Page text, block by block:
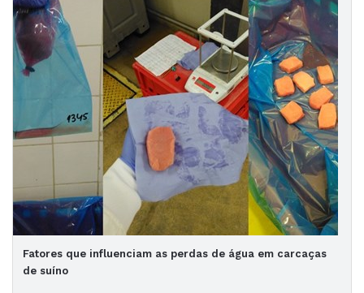
Fatores que influenciam as perdas de água em carcaças
de suíno